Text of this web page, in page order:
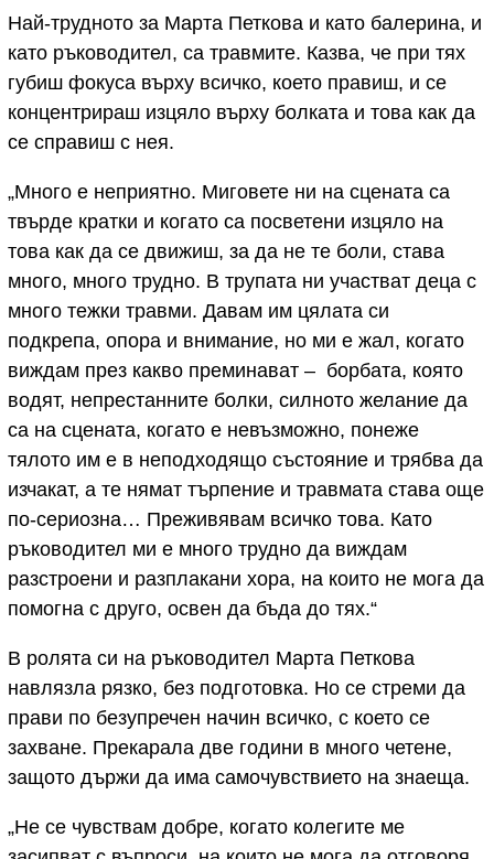
Най-трудното за Марта Петкова и като балерина, и
като ръководител, са травмите. Казва, че при тях
губиш фокуса върху всичко, което правиш, и се
концентрираш изцяло върху болката и това как да
се справиш с нея.
„Много е неприятно. Миговете ни на сцената са
твърде кратки и когато са посветени изцяло на
това как да се движиш, за да не те боли, става
много, много трудно. В трупата ни участват деца с
много тежки травми. Давам им цялата си
подкрепа, опора и внимание, но ми е жал, когато
виждам през какво преминават – борбата, която
водят, непрестанните болки, силното желание да
са на сцената, когато е невъзможно, понеже
тялото им е в неподходящо състояние и трябва да
изчакат, а те нямат търпение и травмата става още
по-сериозна… Преживявам всичко това. Като
ръководител ми е много трудно да виждам
разстроени и разплакани хора, на които не мога да
помогна с друго, освен да бъда до тях.“
В ролята си на ръководител Марта Петкова
навлязла рязко, без подготовка. Но се стреми да
прави по безупречен начин всичко, с което се
захване. Прекарала две години в много четене,
защото държи да има самочувствието на знаеща.
„Не се чувствам добре, когато колегите ме